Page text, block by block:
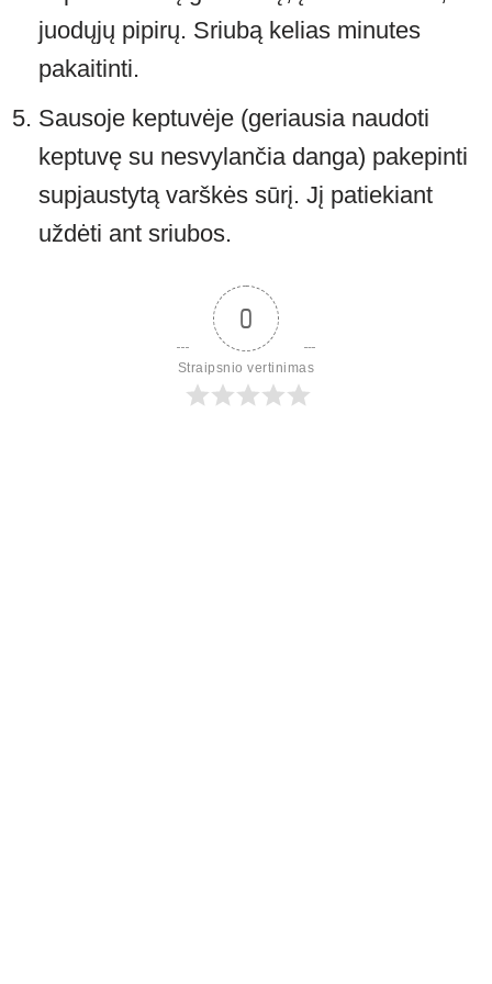
juodųjų pipirų. Sriubą kelias minutes
pakaitinti.
Sausoje keptuvėje (geriausia naudoti
keptuvę su nesvylančia danga) pakepinti
supjaustytą varškės sūrį. Jį patiekiant
uždėti ant sriubos.
0
Straipsnio vertinimas